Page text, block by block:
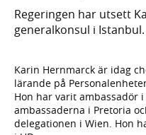
Regeringen har utsett
generalkonsul i Istanbul.
Karin Hernmarck är idag
lärande på
Hon har varit ambassadör
ambassaderna i Pretoria
delegationen i Wien. Hon